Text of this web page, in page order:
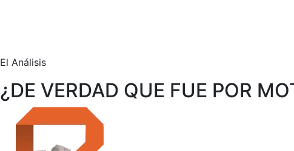
El Análisis
¿DE VERDAD QUE FUE POR